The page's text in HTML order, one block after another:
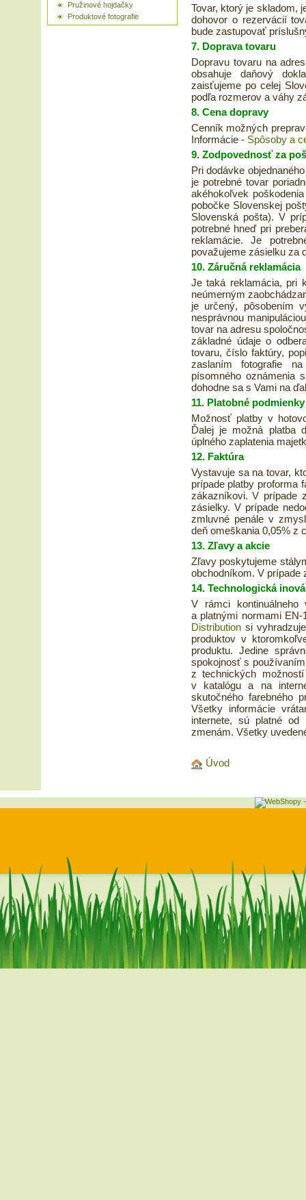
Pružinové hojdačky
Produktové fotografie
Tovar, ktorý je skladom,
dohovor o rezervácií
bude zastupovať
7. Doprava tovaru
Dopravu tovaru na
obsahuje daňový
zaisťujeme po celej
podľa rozmerov a váhy
8. Cena dopravy
Cenník možných
Informácie - Spôsoby a
9. Zodpovednosť za
Pri dodávke
je potrebné tovar
akéhokoľvek
pobočke Slovenskej
Slovenská pošta). V
potrebné hneď pri
reklamácie. Je
považujeme zásielku za
10. Záručná reklamácia
Je taká reklamácia, pri
neúmerným
je určený, pôsobením
nesprávnou
tovar na adresu
základné údaje o
tovaru, číslo faktúry,
zaslaním fotografie
písomného oznámenia
dohodne sa s Vami na
11. Platobné podmienky
Možnosť platby v
Ďalej je možná platba
úplného zaplatenia
12. Faktúra
Vystavuje sa na tovar,
prípade platby proforma
zákazníkovi. V prípade
zásielky. V prípade
zmluvné penále v
deň omeškania 0,05% z
13. Zľavy a akcie
Zľavy poskytujeme
obchodníkom. V prípade
14. Technologická
V rámci
a platnými normami
Distributionsi vyhradzuje
produktov v
produktu. Jedine
spokojnosť s
z technických možností
v katalógu a na
skutočného farebného
Všetky informácie
internete, sú platné
zmenám. Všetky
Úvod